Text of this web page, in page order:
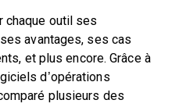
chaque outil ses
avantages, ses cas
et plus encore. Grâce à
d’opérations
plusieurs des